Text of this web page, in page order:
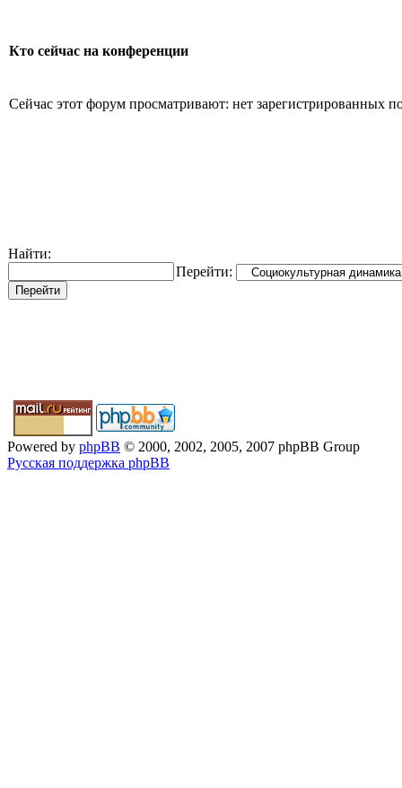
Кто сейчас на конференции
Сейчас этот форум просматривают: нет зарегистрированных
Найти:
Перейти:
Powered by phpBB © 2000, 2002, 2005, 2007 phpBB Group
Русская поддержка phpBB